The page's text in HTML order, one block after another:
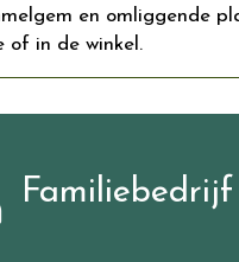
en omliggende
of in de winkel.
Familiebedrijf